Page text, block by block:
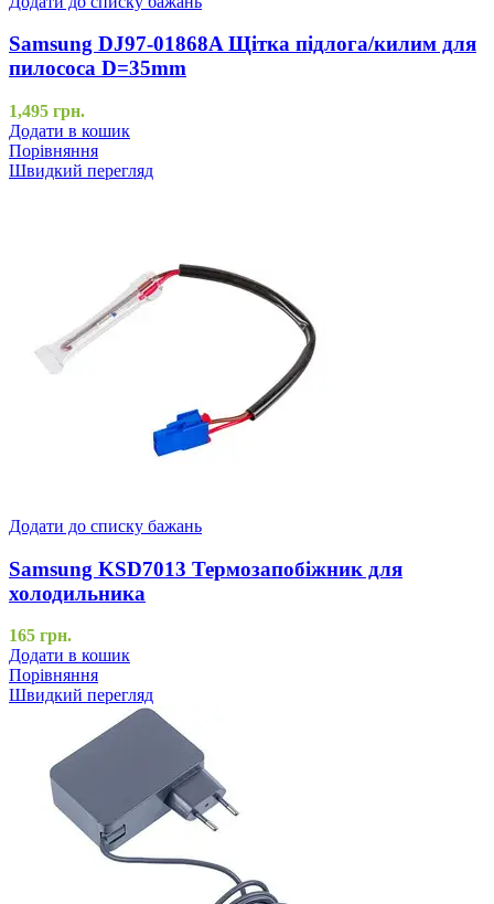
Samsung DJ97-01868A Щітка підлога/килим для
пилососа D=35mm
1,495 грн.
Додати в кошик
Порівняння
Швидкий перегляд
Додати до списку бажань
Samsung KSD7013 Термозапобіжник для
холодильника
165 грн.
Додати в кошик
Порівняння
Швидкий перегляд